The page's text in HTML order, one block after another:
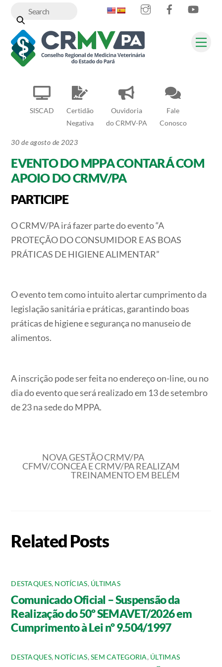
content
SISCAD
Certidão
Negativa
Ouvidoria
do CRMV-PA
Fale
Conosco
InstagramFacebook
30 de agosto de 2023
EVENTO DO MPPA CONTARÁ COM
APOIO DO CRMV/PA
PARTICIPE
O CRMV/PA irá fazer parte do evento “A
PROTEÇÃO DO CONSUMIDOR E AS BOAS
PRÁTICAS DE HIGIENE ALIMENTAR”
O evento tem como intuito alertar cumprimento da
legislação sanitária e práticas, garantindo boas
práticas de higiene e segurança no manuseio de
alimentos.
A inscrição pode ser feita no endereço on-line, ou no
dia do evento que será realizado em 13 de setembro
de 23 na sede do MPPA.
NOVA GESTÃO CRMV/PA
CFMV/CONCEA E CRMV/PA REALIZAM
TREINAMENTO EM BELÉM
Related Posts
DESTAQUES, NOTÍCIAS, ÚLTIMAS
Comunicado Oficial – Suspensão da
Realização do 50º SEMAVET/2026 em
Cumprimento à Lei nº 9.504/1997
DESTAQUES, NOTÍCIAS,SEM CATEGORIA, ÚLTIMAS